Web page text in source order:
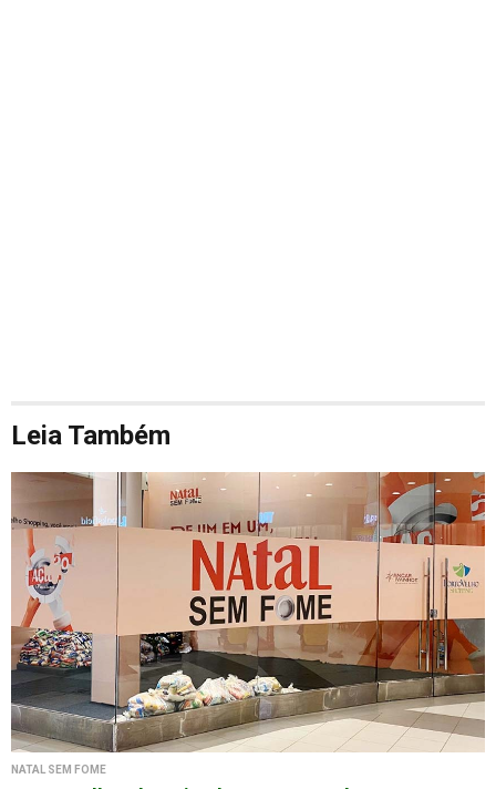
Leia Também
NATAL SEM FOME